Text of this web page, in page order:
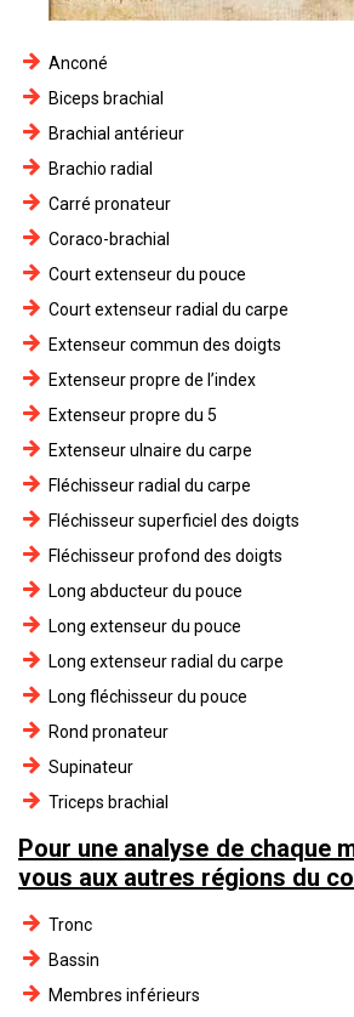
Anconé
Biceps brachial
Brachial antérieur
Brachio radial
Carré pronateur
Coraco-brachial
Court extenseur du pouce
Court extenseur radial du carpe
Extenseur commun des doigts
Extenseur propre de l’index
Extenseur propre du 5
Extenseur ulnaire du carpe
Fléchisseur radial du carpe
Fléchisseur superficiel des doigts
Fléchisseur profond des doigts
Long abducteur du pouce
Long extenseur du pouce
Long extenseur radial du carpe
Long fléchisseur du pouce
Rond pronateur
Supinateur
Triceps brachial
Pour une analyse de chaque
vous aux autres régions du
Tronc
Bassin
Membres inférieurs